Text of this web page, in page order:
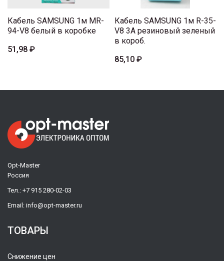
Кабель SAMSUNG 1м MR-
94-V8 белый в коробке
51,98 ₽
Кабель SAMSUNG 1м R-35-
V8 3A резиновый зеленый
в короб.
85,10 ₽
Opt-Master
Россия
Тел.: +7 915 280-02-03
Email: info@opt-master.ru
ТОВАРЫ
Снижение цен